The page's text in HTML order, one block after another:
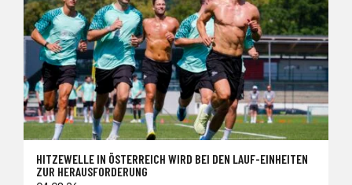
HITZEWELLE IN ÖSTERREICH WIRD BEI DEN LAUF-EINHEITEN
ZUR HERAUSFORDERUNG